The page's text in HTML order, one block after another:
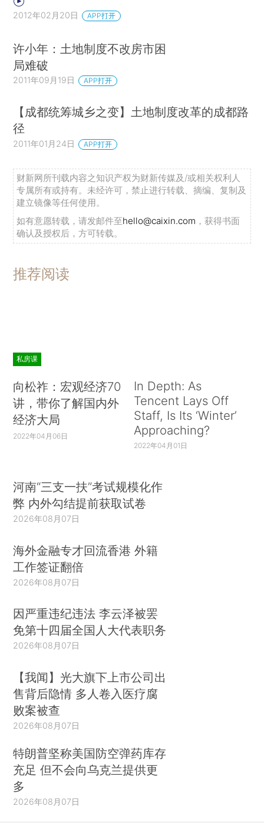
2012年02月20日 APP打开
许小年：土地制度不改房市困
局难破
2011年09月19日 APP打开
【成都统筹城乡之变】土地制度改革的成都路
径
2011年01月24日 APP打开
财新网所刊载内容之知识产权为财新传媒及/或相关权利人
专属所有或持有。未经许可，禁止进行转载、摘编、复制及
建立镜像等任何使用。
如有意愿转载，请发邮件至hello@caixin.com ，获得书面
确认及授权后，方可转载。
推荐阅读
私房课
向松祚：宏观经济70
讲，带你了解国内外
经济大局
2022年04月06日
In Depth: As
Tencent Lays Off
Staff, Is Its ‘Winter’
Approaching?
2022年04月01日
河南“三支一扶”考试规模化作
弊 内外勾结提前获取试卷
2026年08月07日
海外金融专才回流香港 外籍
工作签证翻倍
2026年08月07日
因严重违纪违法 李云泽被罢
免第十四届全国人大代表职务
2026年08月07日
【我闻】光大旗下上市公司出
售背后隐情 多人卷入医疗腐
败案被查
2026年08月07日
特朗普坚称美国防空弹药库存
充足 但不会向乌克兰提供更
多
2026年08月07日